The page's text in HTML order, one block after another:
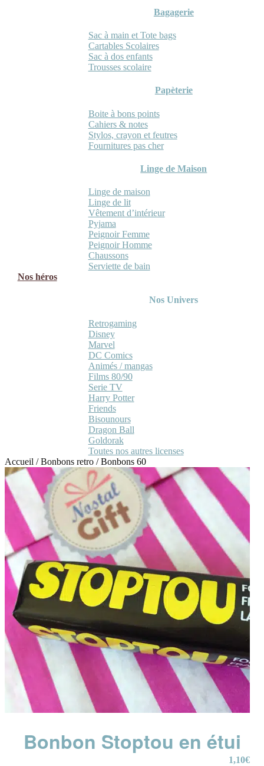
Bagagerie
Sac à main et Tote bags
Cartables Scolaires
Sac à dos enfants
Trousses scolaire
Papèterie
Boite à bons points
Cahiers & notes
Stylos, crayon et feutres
Fournitures pas cher
Linge de Maison
Linge de maison
Linge de lit
Vêtement d’intérieur
Pyjama
Peignoir Femme
Peignoir Homme
Chaussons
Serviette de bain
Nos héros
Nos Univers
Retrogaming
Disney
Marvel
DC Comics
Animés / mangas
Films 80/90
Serie TV
Harry Potter
Friends
Bisounours
Dragon Ball
Goldorak
Toutes nos autres licenses
Accueil /Bonbons retro /Bonbons 60
Bonbon Stoptou en étui
1,10€